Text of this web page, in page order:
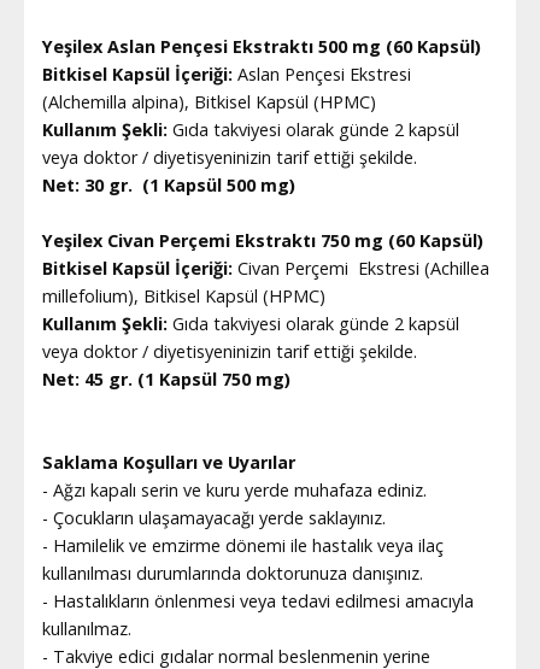
Yeşilex Aslan Pençesi Ekstraktı 500 mg (60 Kapsül)
Bitkisel Kapsül İçeriği: Aslan Pençesi Ekstresi
(Alchemilla alpina), Bitkisel Kapsül (HPMC)
Kullanım Şekli: Gıda takviyesi olarak günde 2 kapsül
veya doktor / diyetisyeninizin tarif ettiği şekilde.
Net: 30 gr. (1 Kapsül 500 mg)
Yeşilex Civan Perçemi Ekstraktı 750 mg (60 Kapsül)
Bitkisel Kapsül İçeriği: Civan Perçemi Ekstresi (Achillea
millefolium), Bitkisel Kapsül (HPMC)
Kullanım Şekli: Gıda takviyesi olarak günde 2 kapsül
veya doktor / diyetisyeninizin tarif ettiği şekilde.
Net: 45 gr. (1 Kapsül 750 mg)
Saklama Koşulları ve Uyarılar
- Ağzı kapalı serin ve kuru yerde muhafaza ediniz.
- Çocukların ulaşamayacağı yerde saklayınız.
- Hamilelik ve emzirme dönemi ile hastalık veya ilaç
kullanılması durumlarında doktorunuza danışınız.
- Hastalıkların önlenmesi veya tedavi edilmesi amacıyla
kullanılmaz.
- Takviye edici gıdalar normal beslenmenin yerine